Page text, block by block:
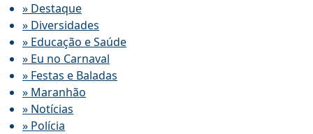
» Destaque
» Diversidades
» Educação e Saúde
» Eu no Carnaval
» Festas e Baladas
» Maranhão
» Notícias
» Polícia